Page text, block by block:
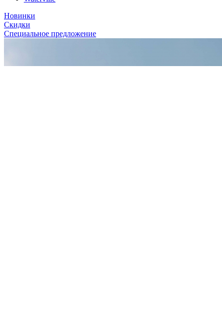
Новинки
Скидки
Специальное предложение